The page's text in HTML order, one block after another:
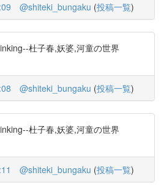
@shiteki_bungaku (投稿一覧)
杜子春,妖婆,河童の世界
@shiteki_bungaku (投稿一覧)
杜子春,妖婆,河童の世界
@shiteki_bungaku (投稿一覧)